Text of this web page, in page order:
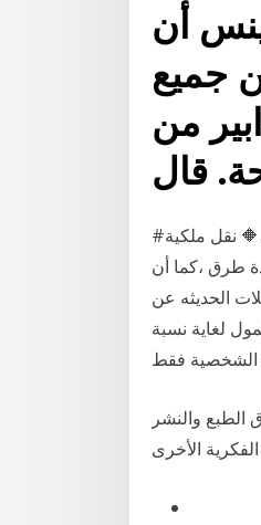
أن
جميع
من
قال
#نسبة_الضريبة_على_البيع_التنازل_الكراء. # حالات_نقل_الملكية_المعفاة_من_الضريبة. 🔶 نقل ملكية
طرق ،كما أن
الحديثه عن
لغاية نسبة
الطبع والنشر